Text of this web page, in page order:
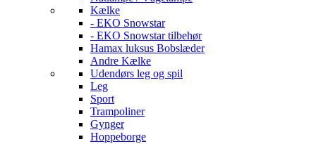
Kælke
- EKO Snowstar
- EKO Snowstar tilbehør
Hamax luksus Bobslæder
Andre Kælke
Udendørs leg og spil
Leg
Sport
Trampoliner
Gynger
Hoppeborge